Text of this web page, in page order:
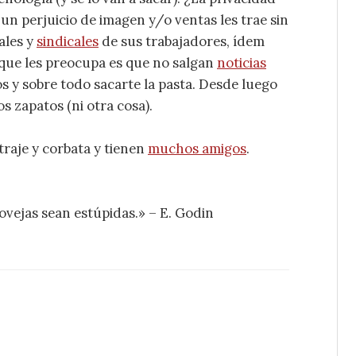
perjuicio de imagen y/o ventas les trae sin
y sindicales de sus trabajadores, ídem
les preocupa es que no salgan noticias
y sobre todo sacarte la pasta. Desde luego
zapatos (ni otra cosa).
y corbata y tienen muchos amigos.
sean estúpidas.» – E. Godin